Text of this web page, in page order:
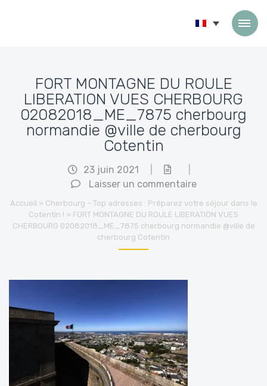
FORT MONTAGNE DU ROULE
LIBERATION VUES CHERBOURG
02082018_ME_7875 cherbourg
normandie @ville de cherbourg
Cotentin
23 juin 2021
Laisser un commentaire
Accueil » Cherbourg – Top adresses : Préparez votre séjour dans le
Cotentin ! » FORT MONTAGNE DU ROULE LIBERATION VUES
CHERBOURG 02082018_ME_7875 cherbourg normandie @ville de
cherbourg Cotentin